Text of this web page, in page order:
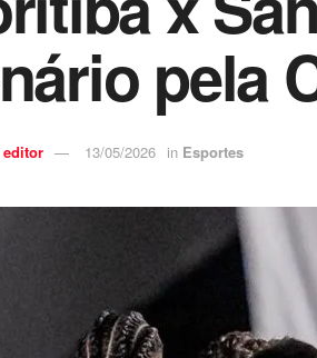
pela
editor 13/05/2026 in Esportes